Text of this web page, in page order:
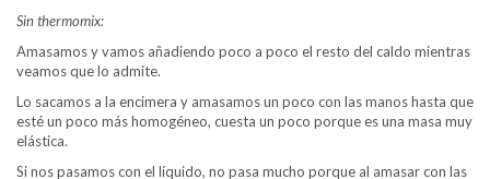
Sin thermomix:
Amasamos y vamos añadiendo poco a poco el resto del caldo mientras
veamos que lo admite.
Lo sacamos a la encimera y amasamos un poco con las manos hasta que
esté un poco más homogéneo, cuesta un poco porque es una masa muy
elástica.
Si nos pasamos con el líquido, no pasa mucho porque al amasar con las